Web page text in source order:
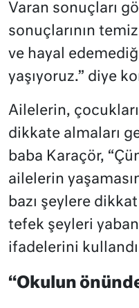
Varan sonuçları
sonuçlarının
ve hayal
yaşıyoruz.” diye
Ailelerin,
dikkate almaları
baba Karaçör,
ailelerin
bazı şeylere
tefek şeyleri
ifadelerini
“Okulun